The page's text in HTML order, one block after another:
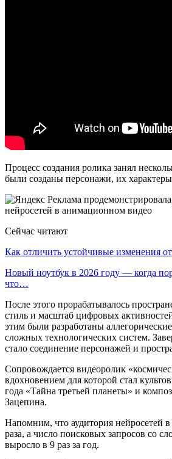
Процесс создания ролика занял
были созданы персонажи, их
Сейчас читают
Как отличить устойчивые изменения
Новый ноутбук в 2026 году — когда
что…
После этого прорабатывалось
стиль и масштаб цифровых
этим были разработаны
сложных технологических систем.
стало соединение персонажей и
Сопровождается видеоролик
вдохновением для которой стал
года «Тайна третьей планеты» и
Зацепина.
Напомним, что аудитория нейросетей
раза, а число поисковых запросов со
выросло в 9 раз за год.